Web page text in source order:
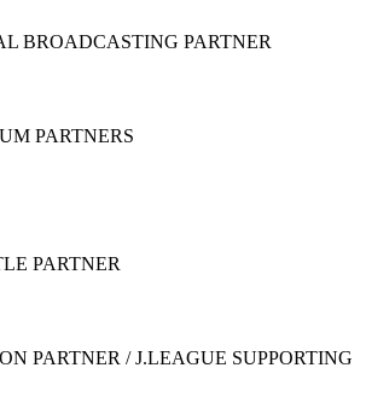
BROADCASTING PARTNER
PARTNERS
PARTNER
PARTNER / J.LEAGUE SUPPORTING